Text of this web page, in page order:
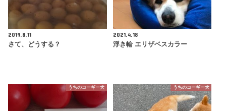
2019.8.11
さて、どうする？
2021.4.18
浮き輪 エリザベスカラー
うちのコーギー犬 うちのコーギー犬